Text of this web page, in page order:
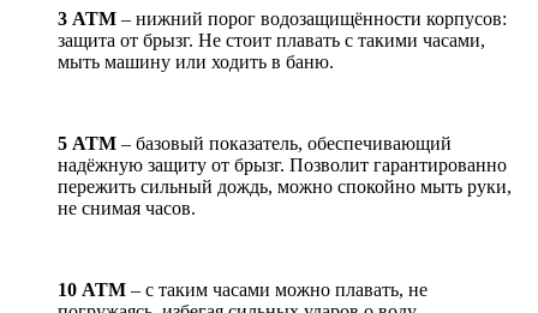
3 АТМ – нижний порог водозащищённости корпусов:
защита от брызг. Не стоит плавать с такими часами,
мыть машину или ходить в баню.
5 АТМ – базовый показатель, обеспечивающий
надёжную защиту от брызг. Позволит гарантированно
пережить сильный дождь, можно спокойно мыть руки,
не снимая часов.
10 АТМ – с таким часами можно плавать, не